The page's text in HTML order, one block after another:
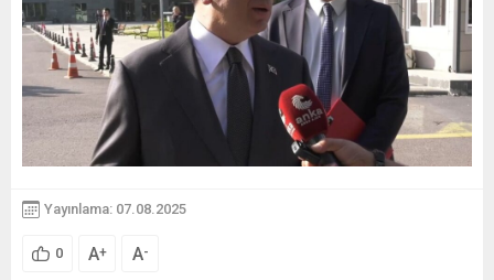
Yayınlama: 07.08.2025
0 A+ A-